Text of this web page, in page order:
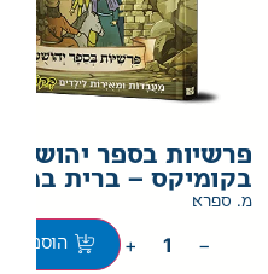
פרשיות בספר יהושע
בקומיקס – ברית
מ. ספרא
−
+ הוספה